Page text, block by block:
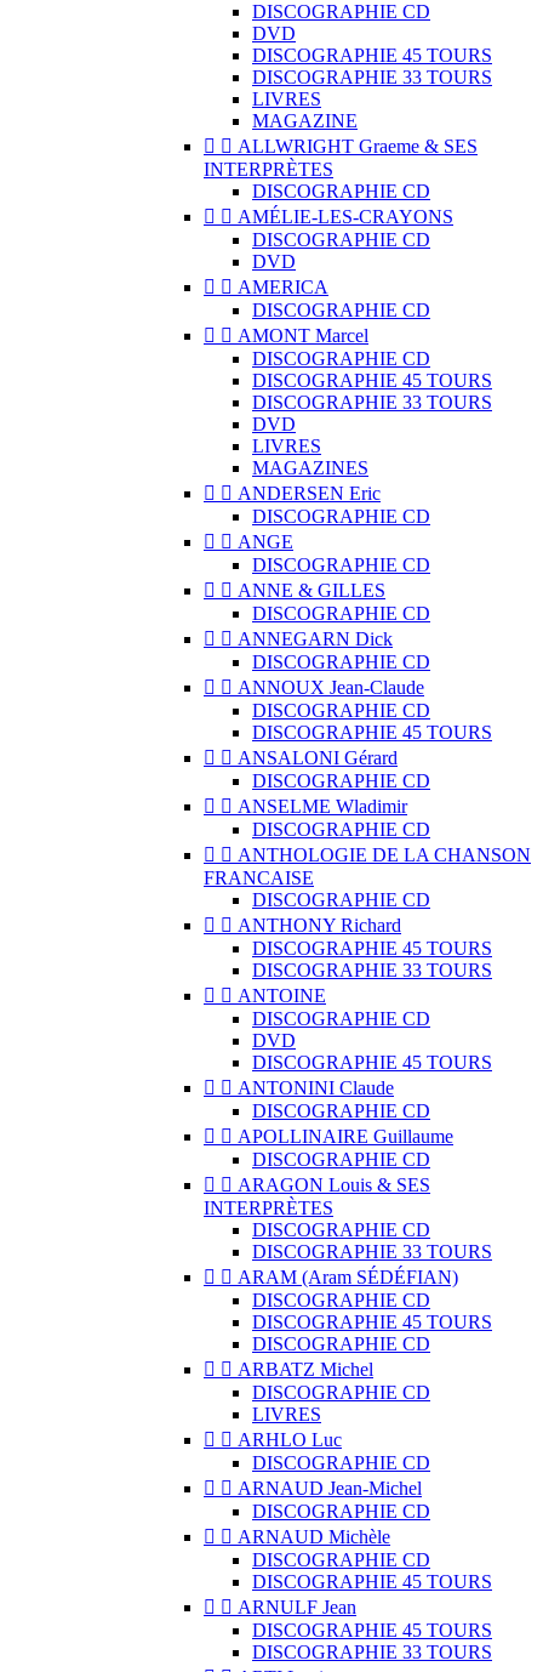
DISCOGRAPHIE CD
DVD
DISCOGRAPHIE 45 TOURS
DISCOGRAPHIE 33 TOURS
LIVRES
MAGAZINE
  ALLWRIGHT Graeme & SES
INTERPRÈTES
DISCOGRAPHIE CD
  AMÉLIE-LES-CRAYONS
DISCOGRAPHIE CD
DVD
  AMERICA
DISCOGRAPHIE CD
  AMONT Marcel
DISCOGRAPHIE CD
DISCOGRAPHIE 45 TOURS
DISCOGRAPHIE 33 TOURS
DVD
LIVRES
MAGAZINES
  ANDERSEN Eric
DISCOGRAPHIE CD
  ANGE
DISCOGRAPHIE CD
  ANNE & GILLES
DISCOGRAPHIE CD
  ANNEGARN Dick
DISCOGRAPHIE CD
  ANNOUX Jean-Claude
DISCOGRAPHIE CD
DISCOGRAPHIE 45 TOURS
  ANSALONI Gérard
DISCOGRAPHIE CD
  ANSELME Wladimir
DISCOGRAPHIE CD
  ANTHOLOGIE DE LA CHANSON
FRANCAISE
DISCOGRAPHIE CD
  ANTHONY Richard
DISCOGRAPHIE 45 TOURS
DISCOGRAPHIE 33 TOURS
  ANTOINE
DISCOGRAPHIE CD
DVD
DISCOGRAPHIE 45 TOURS
  ANTONINI Claude
DISCOGRAPHIE CD
  APOLLINAIRE Guillaume
DISCOGRAPHIE CD
  ARAGON Louis & SES
INTERPRÈTES
DISCOGRAPHIE CD
DISCOGRAPHIE 33 TOURS
  ARAM (Aram SÉDÉFIAN)
DISCOGRAPHIE CD
DISCOGRAPHIE 45 TOURS
DISCOGRAPHIE CD
  ARBATZ Michel
DISCOGRAPHIE CD
LIVRES
  ARHLO Luc
DISCOGRAPHIE CD
  ARNAUD Jean-Michel
DISCOGRAPHIE CD
  ARNAUD Michèle
DISCOGRAPHIE CD
DISCOGRAPHIE 45 TOURS
  ARNULF Jean
DISCOGRAPHIE 45 TOURS
DISCOGRAPHIE 33 TOURS